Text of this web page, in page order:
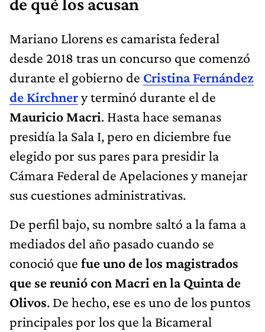
Mariano Llorens es camarista federal
desde 2018 tras un concurso que comenzó
durante el gobierno de Cristina Fernández
de Kirchnery terminó durante el de
Mauricio Macri. Hasta hace semanas
presidía la Sala I, pero en diciembre fue
elegido por sus pares para presidir la
Cámara Federal de Apelaciones y manejar
sus cuestiones administrativas.
De perfil bajo, su nombre saltó a la fama a
mediados del año pasado cuando se
conoció que fue uno de los magistrados
que se reunió con Macri en la Quinta de
Olivos. De hecho, ese es uno de los puntos
principales por los que la Bicameral